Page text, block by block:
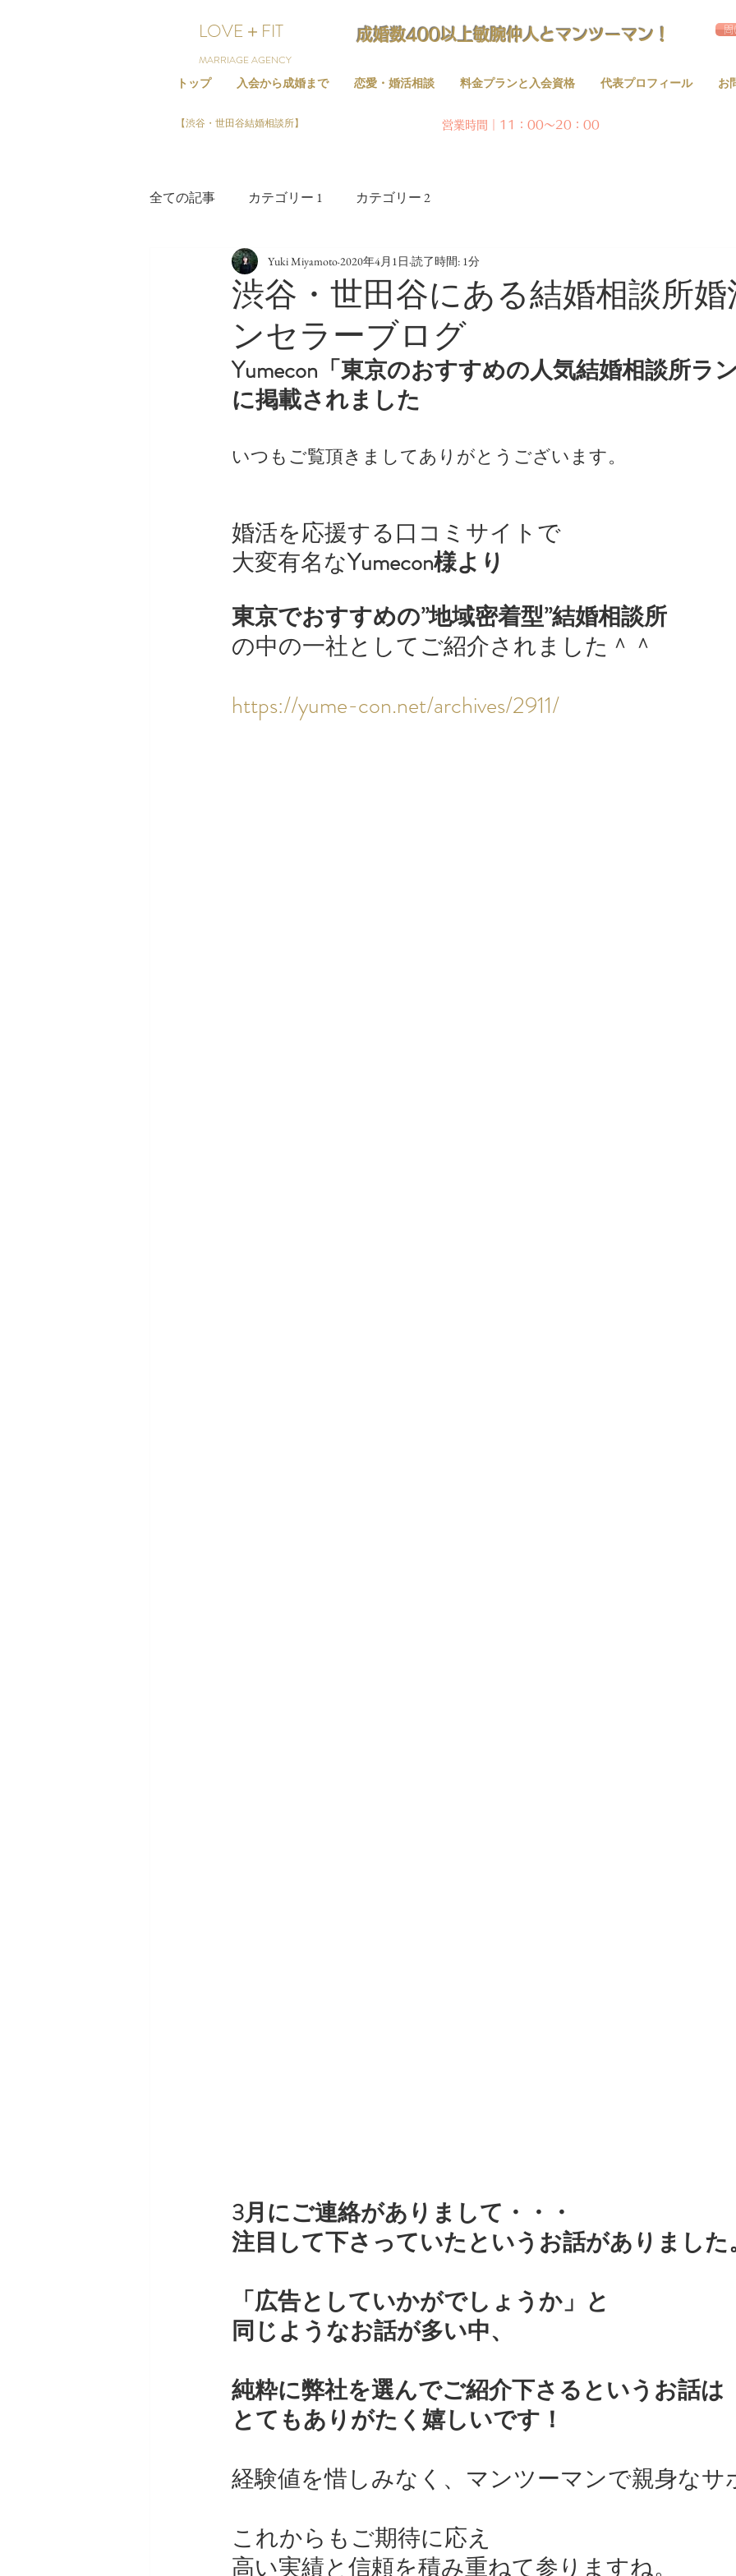
LOVE＋FIT 成婚数400以上敏腕仲人とマンツーマン！ 問
MARRIAGE AGENCY
トップ
入会から成婚まで 恋愛・婚活相談 料金プランと入会資格 代表プロフィール お
【渋谷・世田谷結婚相談所】 営業時間｜11：00～20：00
全ての記事 カテゴリー 1 カテゴリー 2
渋谷・世田谷にある結婚相談所婚
ンセラーブログ
Yuki Miyamoto 2020年4月1日 読了時間: 1分
Yumecon「東京のおすすめの人気結婚相談所ラ
に掲載されました
いつもご覧頂きましてありがとうございます。
婚活を応援する口コミサイトで
大変有名なYumecon様より
東京でおすすめの”地域密着型”結婚相談所
の中の一社としてご紹介されました＾＾
https://yume-con.net/archives/2911/
3月にご連絡がありまして・・・
注目して下さっていたというお話がありました
「広告としていかがでしょうか」と
同じようなお話が多い中、
純粋に弊社を選んでご紹介下さるというお話は
とてもありがたく嬉しいです！
経験値を惜しみなく、マンツーマンで親身なサ
これからもご期待に応え
高い実績と信頼を積み重ねて参りますね。